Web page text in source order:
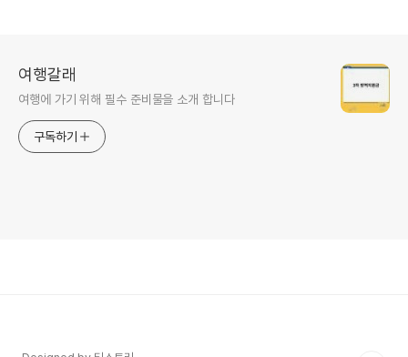
여행갈래
여행에 가기 위해 필수 준비물을 소개 합니다
구독하기